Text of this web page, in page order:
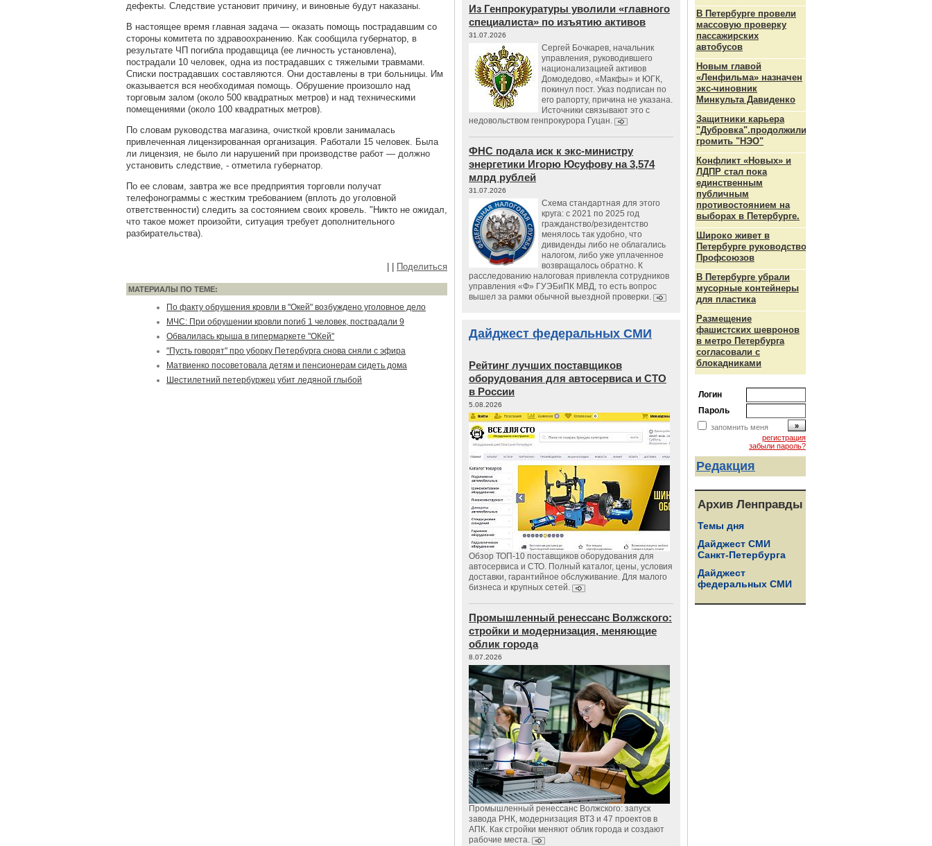
дефекты. Следствие установит причину, и виновные будут наказаны.
В настоящее время главная задача — оказать помощь пострадавшим со
стороны комитета по здравоохранению. Как сообщила губернатор, в
результате ЧП погибла продавщица (ее личность установлена),
пострадали 10 человек, одна из пострадавших с тяжелыми травмами.
Списки пострадавших составляются. Они доставлены в три больницы. Им
оказывается вся необходимая помощь. Обрушение произошло над
торговым залом (около 500 квадратных метров) и над техническими
помещениями (около 100 квадратных метров).
По словам руководства магазина, очисткой кровли занималась
привлеченная лицензированная организация. Работали 15 человек. Была
ли лицензия, не было ли нарушений при производстве работ — должно
установить следствие, - отметила губернатор.
По ее словам, завтра же все предприятия торговли получат
телефонограммы с жестким требованием (вплоть до уголовной
ответственности) следить за состоянием своих кровель. "Никто не ожидал,
что такое может произойти, ситуация требует дополнительного
разбирательства).
Поделиться
МАТЕРИАЛЫ ПО ТЕМЕ:
По факту обрушения кровли в "Окей" возбуждено уголовное дело
МЧС: При обрушении кровли погиб 1 человек, пострадали 9
Обвалилась крыша в гипермаркете "ОКей"
"Пусть говорят" про уборку Петербурга снова сняли с эфира
Матвиенко посоветовала детям и пенсионерам сидеть дома
Шестилетний петербуржец убит ледяной глыбой
Из Генпрокуратуры уволили «главного
специалиста» по изъятию активов
31.07.2026
Сергей Бочкарев, начальник
управления, руководившего
национализацией активов
Домодедово, «Макфы» и ЮГК,
покинул пост. Указ подписан по
его рапорту, причина не указана.
Источники связывают это с
недовольством генпрокурора Гуцан.
ФНС подала иск к экс-министру
энергетики Игорю Юсуфову на 3,574
млрд рублей
31.07.2026
Схема стандартная для этого
круга: с 2021 по 2025 год
гражданство/резидентство
менялось так удобно, что
дивиденды либо не облагались
налогом, либо уже уплаченное
возвращалось обратно. К
расследованию налоговая привлекла сотрудников
управления «Ф» ГУЭБиПК МВД, то есть вопрос
вышел за рамки обычной выездной проверки.
Дайджест федеральных СМИ
Рейтинг лучших поставщиков
оборудования для автосервиса и СТО
в России
5.08.2026
Обзор ТОП-10 поставщиков оборудования для
автосервиса и СТО. Полный каталог, цены, условия
доставки, гарантийное обслуживание. Для малого
бизнеса и крупных сетей.
Промышленный ренессанс Волжского:
стройки и модернизация, меняющие
облик города
8.07.2026
Промышленный ренессанс Волжского: запуск
завода РНК, модернизация ВТЗ и 47 проектов в
АПК. Как стройки меняют облик города и создают
рабочие места.
В Петербурге провели
массовую проверку
пассажирских
автобусов
Новым главой
«Ленфильма» назначен
экс-чиновник
Минкульта Давиденко
Защитники карьера
"Дубровка".продолжили
громить "НЭО"
Конфликт «Новых» и
ЛДПР стал пока
единственным
публичным
противостоянием на
выборах в Петербурге.
Широко живет в
Петербурге руководство
Профсоюзов
В Петербурге убрали
мусорные контейнеры
для пластика
Размещение
фашистских шевронов
в метро Петербурга
согласовали с
блокадниками
Логин
Пароль
запомнить меня
регистрация
забыли пароль?
Редакция
Архив Ленправды
Темы дня
Дайджест СМИ
Санкт-Петербурга
Дайджест
федеральных СМИ